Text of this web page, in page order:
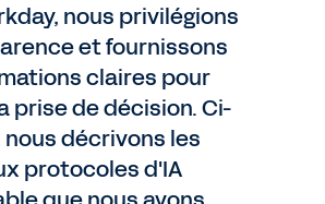
nous privilégions
et fournissons
claires pour
prise de décision. Ci-
décrivons les
protocoles d'IA